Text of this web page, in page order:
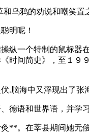
乌鸦的劝说和嘲笑置
明呢！
纵一个特制的鼠标器
时间简史》，至１９
.脑海中又浮现出了张
德语和世界语，并学
**。在莘县期间她无